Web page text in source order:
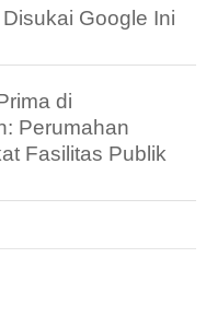
Google Ini
di
Perumahan
Fasilitas Publik